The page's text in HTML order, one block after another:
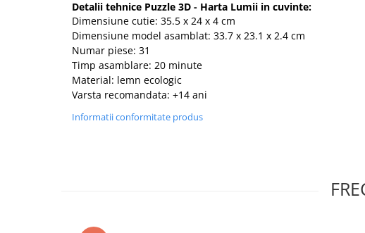
Detalii tehnice Puzzle 3D - Harta Lumii in cuvinte:
Dimensiune cutie: 35.5 x 24 x 4 cm
Dimensiune model asamblat: 33.7 x 23.1 x 2.4 cm
Numar piese: 31
Timp asamblare: 20 minute
Material: lemn ecologic
Varsta recomandata: +14 ani
Informatii conformitate produs